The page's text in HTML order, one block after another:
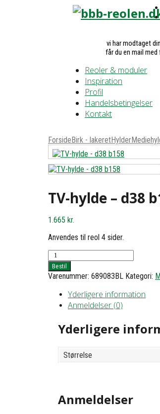
vi har modtaget
får du en mail
Reoler & moduler
Inspiration
Profil
Handelsbetingelser
Kontakt
ForsideBirk - lakeretHylder
TV-hylde – d38
1.665 kr.
Anvendes til reol 4 sider.
TV-
hylde
-
d38
antal
Bestil
Varenummer: 689083BL Kategori:
Yderligere information
Anmeldelser (0)
Yderligere
Størrelse
Anmeldelser